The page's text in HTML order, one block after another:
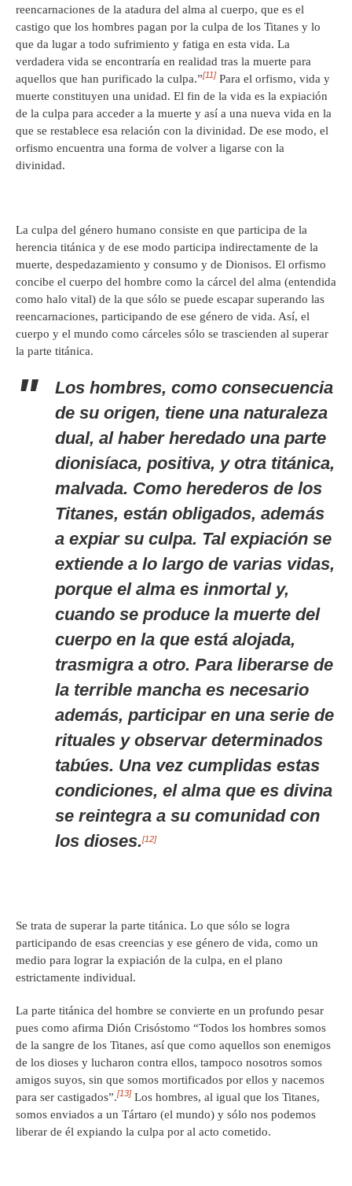
reencarnaciones de la atadura del alma al cuerpo, que es el
castigo que los hombres pagan por la culpa de los Titanes y lo
que da lugar a todo sufrimiento y fatiga en esta vida. La
verdadera vida se encontraría en realidad tras la muerte para
aquellos que han purificado la culpa.”[11] Para el orfismo, vida y
muerte constituyen una unidad. El fin de la vida es la expiación
de la culpa para acceder a la muerte y así a una nueva vida en la
que se restablece esa relación con la divinidad. De ese modo, el
orfismo encuentra una forma de volver a ligarse con la
divinidad.
La culpa del género humano consiste en que participa de la
herencia titánica y de ese modo participa indirectamente de la
muerte, despedazamiento y consumo y de Dionisos. El orfismo
concibe el cuerpo del hombre como la cárcel del alma (entendida
como halo vital) de la que sólo se puede escapar superando las
reencarnaciones, participando de ese género de vida. Así, el
cuerpo y el mundo como cárceles sólo se trascienden al superar
la parte titánica.
Los hombres, como consecuencia
de su origen, tiene una naturaleza
dual, al haber heredado una parte
dionisíaca, positiva, y otra titánica,
malvada. Como herederos de los
Titanes, están obligados, además
a expiar su culpa. Tal expiación se
extiende a lo largo de varias vidas,
porque el alma es inmortal y,
cuando se produce la muerte del
cuerpo en la que está alojada,
trasmigra a otro. Para liberarse de
la terrible mancha es necesario
además, participar en una serie de
rituales y observar determinados
tabúes. Una vez cumplidas estas
condiciones, el alma que es divina
se reintegra a su comunidad con
los dioses.[12]
Se trata de superar la parte titánica. Lo que sólo se logra
participando de esas creencias y ese género de vida, como un
medio para lograr la expiación de la culpa, en el plano
estrictamente individual.
La parte titánica del hombre se convierte en un profundo pesar
pues como afirma Dión Crisóstomo “Todos los hombres somos
de la sangre de los Titanes, así que como aquellos son enemigos
de los dioses y lucharon contra ellos, tampoco nosotros somos
amigos suyos, sin que somos mortificados por ellos y nacemos
para ser castigados”.[13] Los hombres, al igual que los Titanes,
somos enviados a un Tártaro (el mundo) y sólo nos podemos
liberar de él expiando la culpa por al acto cometido.